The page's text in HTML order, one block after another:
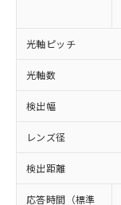
光軸ピッチ
光軸数
検出幅
レンズ径
検出距離
応答時間（標準